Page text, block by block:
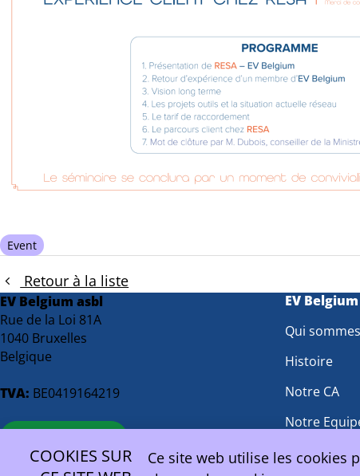
Event
Retour à la liste
EV Belgium asbl
Rue de la Loi 81A
1040 Bruxelles
Belgique
TVA: BE0419164219
EV Belgium
Qui
Histoire
Notre CA
Notre
Groupes de
COOKIES SUR
Ce site web utilise les cookies